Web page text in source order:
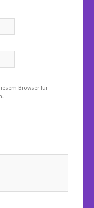
Browser für